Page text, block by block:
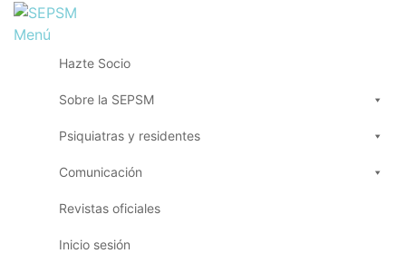
Menú
Hazte Socio
Sobre la SEPSM
Psiquiatras y residentes
Comunicación
Revistas oficiales
Inicio sesión